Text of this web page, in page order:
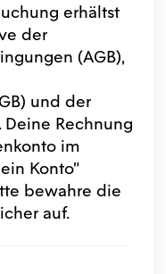
erhältst
der
(AGB),
und der
Rechnung
im
Konto"
bewahre die
auf.